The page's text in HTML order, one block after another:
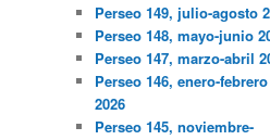
Perseo 149, julio-agosto
Perseo 148, mayo-junio
Perseo 147, marzo-abril
Perseo 146, enero-febrero
2026
Perseo 145, noviembre-